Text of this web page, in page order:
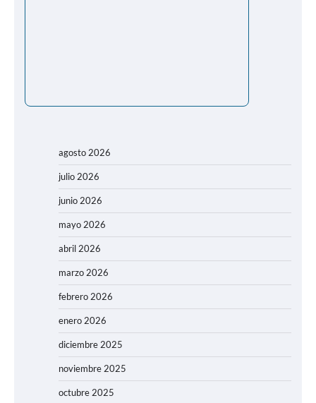
agosto 2026
julio 2026
junio 2026
mayo 2026
abril 2026
marzo 2026
febrero 2026
enero 2026
diciembre 2025
noviembre 2025
octubre 2025